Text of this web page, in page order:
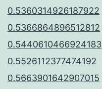
0.5360314926187922
0.5366864896512812
0.5440610466924183
0.5526112377474192
0.5663901642907015